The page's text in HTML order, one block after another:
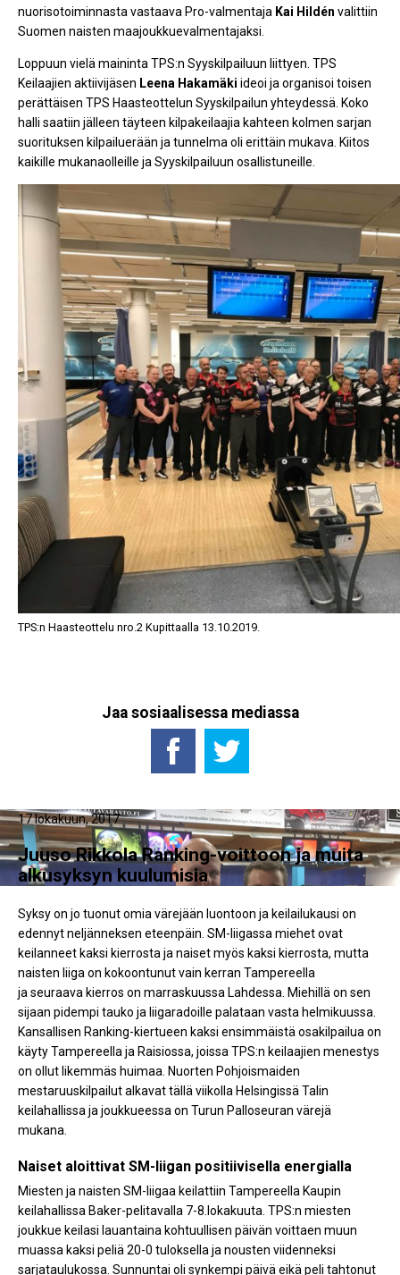
nuorisotoiminnasta vastaava Pro-valmentaja Kai Hildén valittiin
Suomen naisten maajoukkuevalmentajaksi.
Loppuun vielä maininta TPS:n Syyskilpailuun liittyen. TPS
Keilaajien aktiivijäsen Leena Hakamäki ideoi ja organisoi toisen
perättäisen TPS Haasteottelun Syyskilpailun yhteydessä. Koko
halli saatiin jälleen täyteen kilpakeilaajia kahteen kolmen sarjan
suorituksen kilpailuerään ja tunnelma oli erittäin mukava. Kiitos
kaikille mukanaolleille ja Syyskilpailuun osallistuneille.
TPS:n Haasteottelu nro.2 Kupittaalla 13.10.2019.
Jaa sosiaalisessa mediassa
17 lokakuun, 2017
Juuso Rikkola Ranking-voittoon ja muita
alkusyksyn kuulumisia
Syksy on jo tuonut omia värejään luontoon ja keilailukausi on
edennyt neljänneksen eteenpäin. SM-liigassa miehet ovat
keilanneet kaksi kierrosta ja naiset myös kaksi kierrosta, mutta
naisten liiga on kokoontunut vain kerran Tampereella
ja seuraava kierros on marraskuussa Lahdessa. Miehillä on sen
sijaan pidempi tauko ja liigaradoille palataan vasta helmikuussa.
Kansallisen Ranking-kiertueen kaksi ensimmäistä osakilpailua on
käyty Tampereella ja Raisiossa, joissa TPS:n keilaajien menestys
on ollut likemmäs huimaa. Nuorten Pohjoismaiden
mestaruuskilpailut alkavat tällä viikolla Helsingissä Talin
keilahallissa ja joukkueessa on Turun Palloseuran värejä
mukana.
Naiset aloittivat SM-liigan positiivisella energialla
Miesten ja naisten SM-liigaa keilattiin Tampereella Kaupin
keilahallissa Baker-pelitavalla 7-8.lokakuuta. TPS:n miesten
joukkue keilasi lauantaina kohtuullisen päivän voittaen muun
muassa kaksi peliä 20-0 tuloksella ja nousten viidenneksi
sarjataulukossa. Sunnuntai oli synkempi päivä eikä peli tahtonut